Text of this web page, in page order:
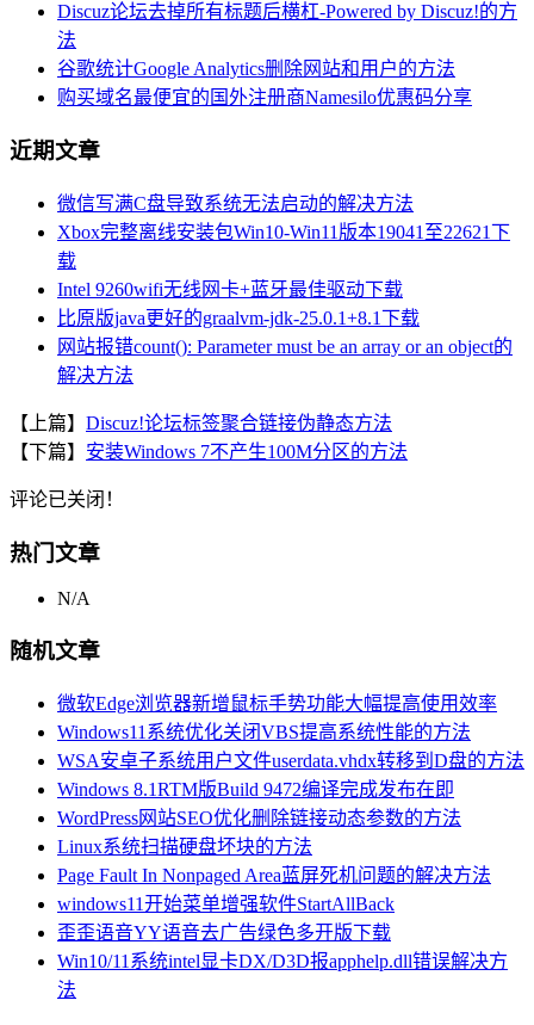
Discuz论坛去掉所有标题后横杠-Powered by Discuz!的方
法
谷歌统计Google Analytics删除网站和用户的方法
购买域名最便宜的国外注册商Namesilo优惠码分享
近期文章
微信写满C盘导致系统无法启动的解决方法
Xbox完整离线安装包Win10-Win11版本19041至22621下
载
Intel 9260wifi无线网卡+蓝牙最佳驱动下载
比原版java更好的graalvm-jdk-25.0.1+8.1下载
网站报错count(): Parameter must be an array or an object的
解决方法
【上篇】 Discuz!论坛标签聚合链接伪静态方法
【下篇】 安装Windows 7不产生100M分区的方法
评论已关闭！
热门文章
N/A
随机文章
微软Edge浏览器新增鼠标手势功能大幅提高使用效率
Windows11系统优化关闭VBS提高系统性能的方法
WSA安卓子系统用户文件userdata.vhdx转移到D盘的方法
Windows 8.1RTM版Build 9472编译完成发布在即
WordPress网站SEO优化删除链接动态参数的方法
Linux系统扫描硬盘坏块的方法
Page Fault In Nonpaged Area蓝屏死机问题的解决方法
windows11开始菜单增强软件StartAllBack
歪歪语音YY语音去广告绿色多开版下载
Win10/11系统intel显卡DX/D3D报apphelp.dll错误解决方
法